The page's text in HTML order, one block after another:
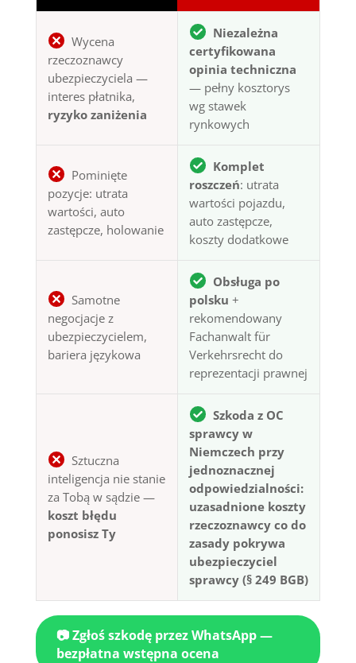
Wycena
rzeczoznawcy
ubezpieczyciela —
interes płatnika,
ryzyko zaniżenia
Niezależna
certyfikowana
opinia techniczna
— pełny kosztorys
wg stawek
rynkowych
Pominięte
pozycje: utrata
wartości, auto
zastępcze, holowanie
Komplet
roszczeń: utrata
wartości pojazdu,
auto zastępcze,
koszty dodatkowe
Samotne
negocjacje z
ubezpieczycielem,
bariera językowa
Obsługa po
polsku +
rekomendowany
Fachanwalt für
Verkehrsrecht do
reprezentacji prawnej
Sztuczna
inteligencja nie stanie
za Tobą w sądzie —
koszt błędu
ponosisz Ty
Szkoda z OC
sprawcy w
Niemczech przy
jednoznacznej
odpowiedzialności:
uzasadnione koszty
rzeczoznawcy co do
zasady pokrywa
ubezpieczyciel
sprawcy (§ 249 BGB)
📷 Zgłoś szkodę przez WhatsApp —
bezpłatna wstępna ocena